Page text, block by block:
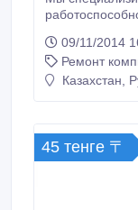
работоспособности
плат, графических плат (видеокарт), блоков
питания. Для
диагностическое
09/11/2014
Ремонт
Казахстан,
45 тенге 〒